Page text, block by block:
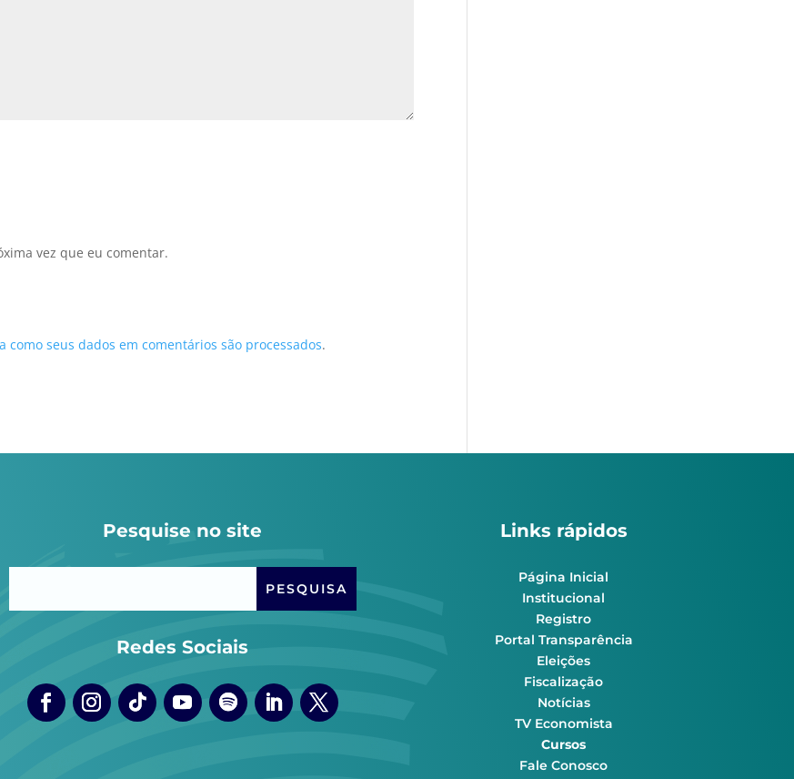
vez que eu comentar.
como seus dados em comentários são processados.
Pesquise no site
Redes Sociais
Links rápidos
Página Inicial
Institucional
Registro
Portal Transparência
Eleições
Fiscalização
Notícias
TV Economista
Cursos
Fale Conosco